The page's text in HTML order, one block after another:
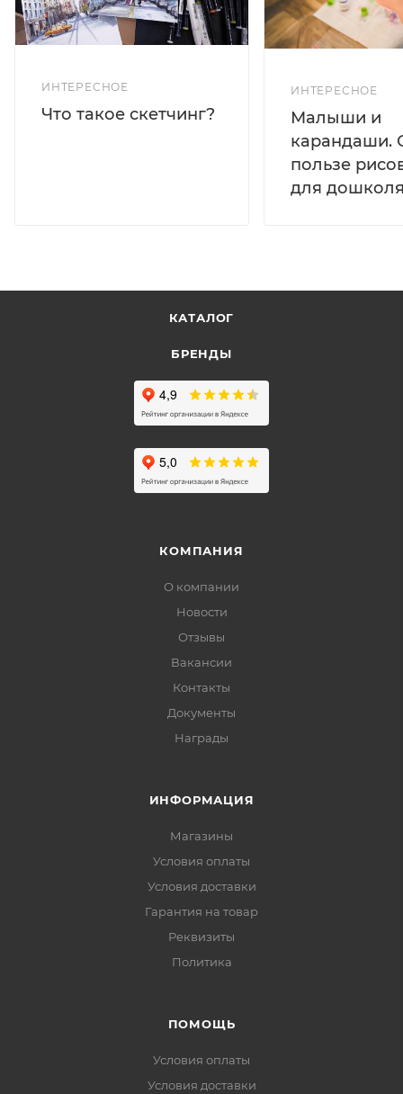
ИНТЕРЕСНОЕ
Что такое скетчинг?
ИНТЕРЕСНОЕ
Малыши и
карандаши.
пользе
для
КАТАЛОГ
БРЕНДЫ
КОМПАНИЯ
О компании
Новости
Отзывы
Вакансии
Контакты
Документы
Награды
ИНФОРМАЦИЯ
Магазины
Условия оплаты
Условия доставки
Гарантия на товар
Реквизиты
Политика
ПОМОЩЬ
Условия оплаты
Условия доставки